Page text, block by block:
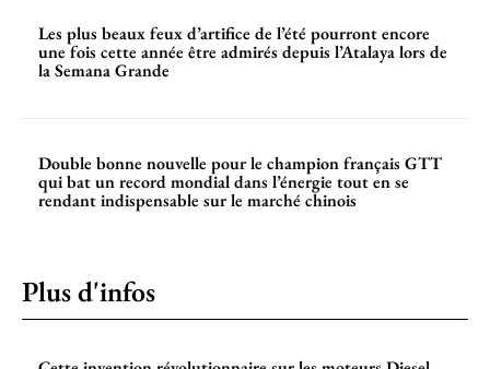
Les plus beaux feux d’artifice de l’été pourront encore
une fois cette année être admirés depuis l’Atalaya lors de
la Semana Grande
Double bonne nouvelle pour le champion français GTT
qui bat un record mondial dans l’énergie tout en se
rendant indispensable sur le marché chinois
Plus d'infos